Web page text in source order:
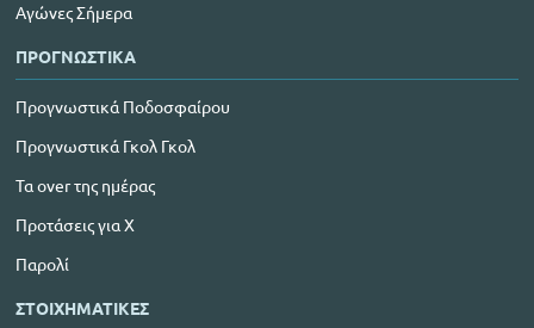
Αγώνες Σήμερα
ΠΡΟΓΝΩΣΤΙΚΑ
Προγνωστικά Ποδοσφαίρου
Προγνωστικά Γκολ Γκολ
Τα over της ημέρας
Προτάσεις για Χ
Παρολί
ΣΤΟΙΧΗΜΑΤΙΚΕΣ